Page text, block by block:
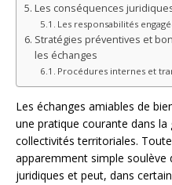
Les conséquences
Les responsabilités
Stratégies préventives et
les échanges
Procédures internes et
Les échanges amiables de
une pratique courante dans
collectivités territoriales.
apparemment simple soulève
juridiques et peut, dans